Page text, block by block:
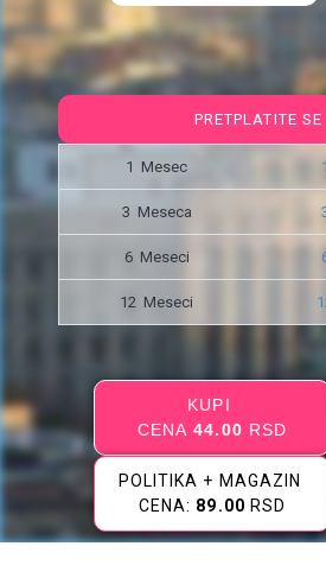
PRETPLATITE SE
1 Mesec
3 Meseca
6 Meseci
12 Meseci
KUPI
CENA44.00 RSD
POLITIKA + MAGAZIN
CENA: 89.00 RSD